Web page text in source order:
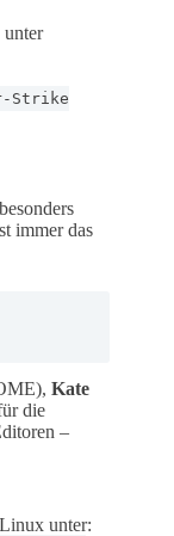
unter
Strike
immer das
Kate
die
–
unter: